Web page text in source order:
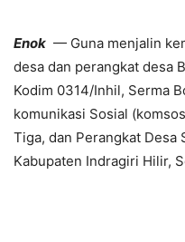
Enok — Guna menjalin
desa dan perangkat desa
Kodim 0314/Inhil, Serma
komunikasi Sosial
Tiga, dan Perangkat Desa
Kabupaten Indragiri Hilir,